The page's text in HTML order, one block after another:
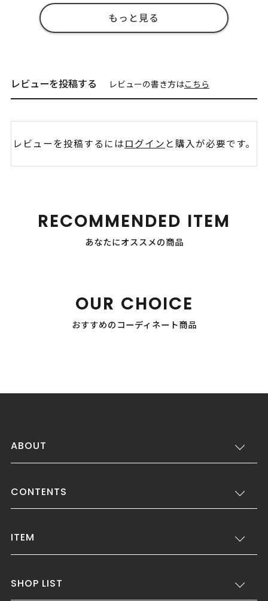
もっと見る
レビューを投稿する レビューの書き方はこちら
レビューを投稿するにはログイン と購入が必要です。
RECOMMENDED ITEM
あなたにオススメの商品
OUR CHOICE
おすすめのコーディネート商品
ABOUT
CONTENTS
ITEM
SHOP LIST